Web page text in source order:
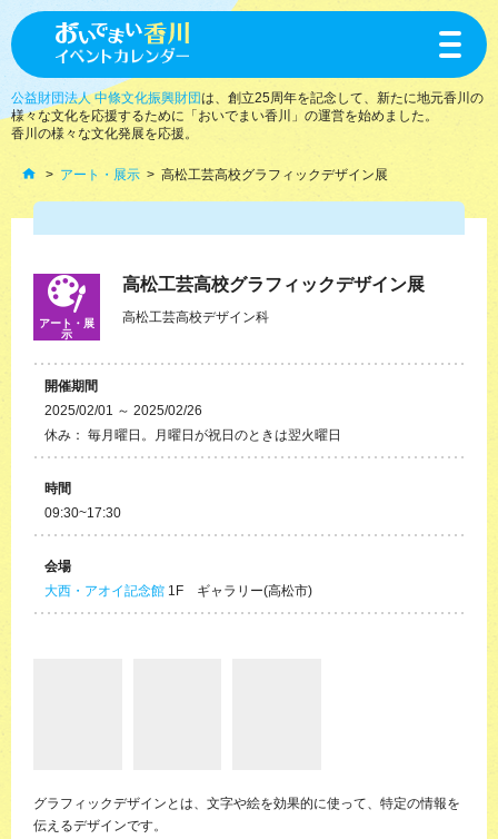
toggle
公益財団法人 中條文化振興財団は、創立25周年を記念して、新たに地元香川の
様々な文化を応援するために「おいでまい香川」の運営を始めました。
香川の様々な文化発展を応援。
アート・展示 高松工芸高校グラフィックデザイン展
アート・展
示
高松工芸高校グラフィックデザイン展
高松工芸高校デザイン科
開催期間
2025/02/01 ～ 2025/02/26
休み： 毎月曜日。月曜日が祝日のときは翌火曜日
時間
09:30~17:30
会場
大西・アオイ記念館 1F ギャラリー(高松市)
グラフィックデザインとは、文字や絵を効果的に使って、特定の情報を
伝えるデザインです。